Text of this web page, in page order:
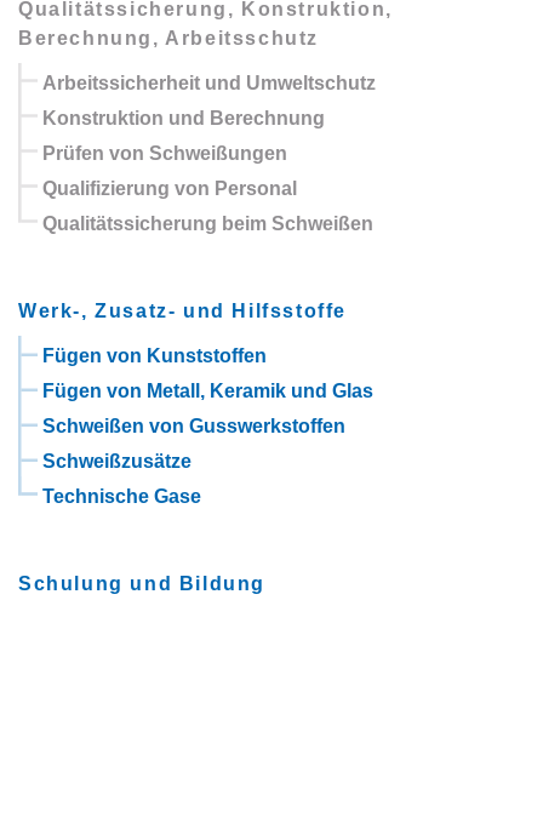
Qualitätssicherung, Konstruktion,
Berechnung, Arbeitsschutz
Arbeitssicherheit und Umweltschutz
Konstruktion und Berechnung
Prüfen von Schweißungen
Qualifizierung von Personal
Qualitätssicherung beim Schweißen
Werk-, Zusatz- und Hilfsstoffe
Fügen von Kunststoffen
Fügen von Metall, Keramik und Glas
Schweißen von Gusswerkstoffen
Schweißzusätze
Technische Gase
Schulung und Bildung